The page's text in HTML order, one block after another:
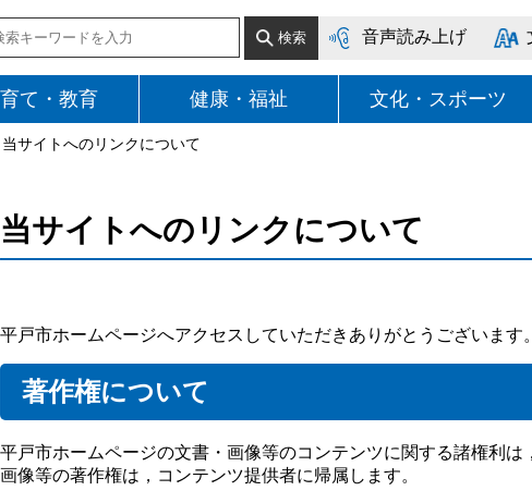
音声読み上げ
て・教育 健康・福祉 文化・スポーツ
サイトへのリンクについて
当サイトへのリンクについて
平戸市ホームページへアクセスしていただきありがとうございます。
著作権について
平戸市ホームページの文書・画像等のコンテンツに関する諸権利
画像等の著作権は，コンテンツ提供者に帰属します。